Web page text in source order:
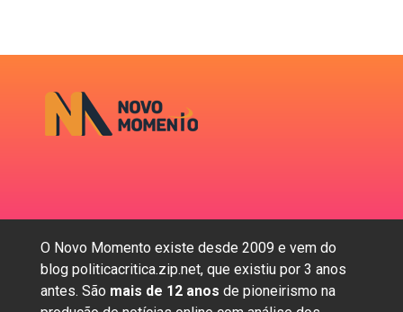
O Novo Momento existe desde 2009 e vem do
blog politicacritica.zip.net, que existiu por 3 anos
antes. São mais de 12 anos de pioneirismo na